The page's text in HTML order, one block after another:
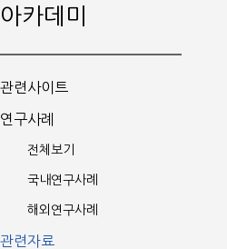
아카데미
관련사이트
연구사례
전체보기
국내연구사례
해외연구사례
관련자료